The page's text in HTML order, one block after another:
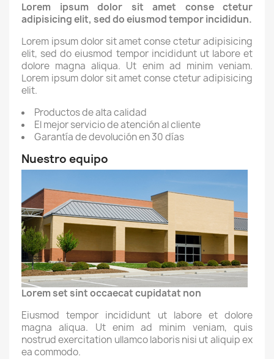
Lorem ipsum dolor sit amet conse ctetur
adipisicing elit, sed do eiusmod tempor incididun.
Lorem ipsum dolor sit amet conse ctetur adipisicing
elit, sed do eiusmod tempor incididunt ut labore et
dolore magna aliqua. Ut enim ad minim veniam.
Lorem ipsum dolor sit amet conse ctetur adipisicing
elit.
Productos de alta calidad
El mejor servicio de atención al cliente
Garantía de devolución en 30 días
Nuestro equipo
Lorem set sint occaecat cupidatat non
Eiusmod tempor incididunt ut labore et dolore
magna aliqua. Ut enim ad minim veniam, quis
nostrud exercitation ullamco laboris nisi ut aliquip ex
ea commodo.